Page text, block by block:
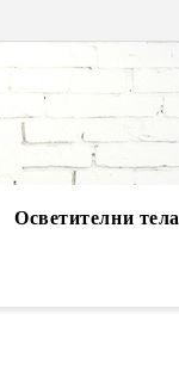
Осветителни тела